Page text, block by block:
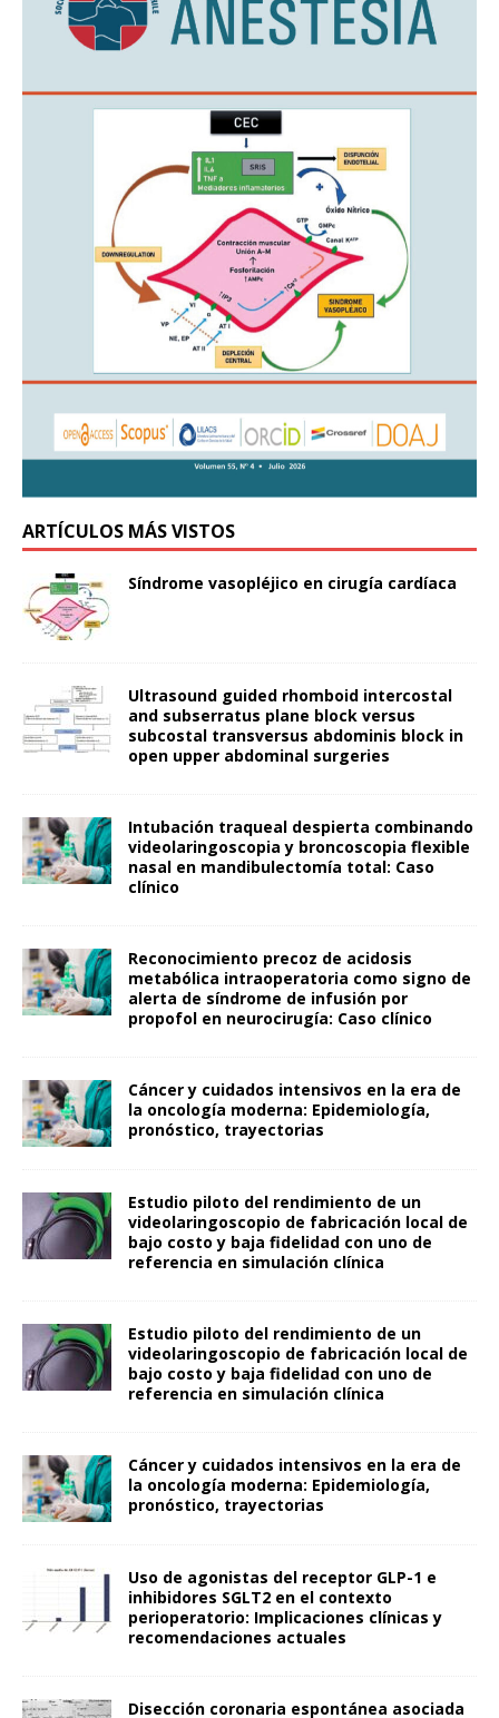
ARTÍCULOS MÁS VISTOS
Síndrome vasopléjico en cirugía cardíaca
Ultrasound guided rhomboid intercostal
and subserratus plane block versus
subcostal transversus abdominis block in
open upper abdominal surgeries
Intubación traqueal despierta combinando
videolaringoscopia y broncoscopia flexible
nasal en mandibulectomía total: Caso
clínico
Reconocimiento precoz de acidosis
metabólica intraoperatoria como signo de
alerta de síndrome de infusión por
propofol en neurocirugía: Caso clínico
Cáncer y cuidados intensivos en la era de
la oncología moderna: Epidemiología,
pronóstico, trayectorias
Estudio piloto del rendimiento de un
videolaringoscopio de fabricación local de
bajo costo y baja fidelidad con uno de
referencia en simulación clínica
Estudio piloto del rendimiento de un
videolaringoscopio de fabricación local de
bajo costo y baja fidelidad con uno de
referencia en simulación clínica
Cáncer y cuidados intensivos en la era de
la oncología moderna: Epidemiología,
pronóstico, trayectorias
Uso de agonistas del receptor GLP-1 e
inhibidores SGLT2 en el contexto
perioperatorio: Implicaciones clínicas y
recomendaciones actuales
Disección coronaria espontánea asociada